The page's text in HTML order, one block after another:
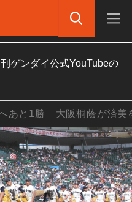
刊ゲンダイ公式YouTubeの
あと1勝 大阪桐蔭が済美